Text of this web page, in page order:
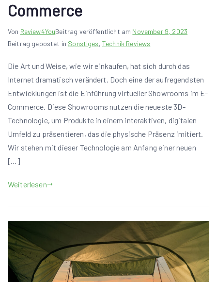
Commerce
Von Review4YouBeitrag veröffentlicht am November 9, 2023
Beitrag gepostet in Sonstiges, Technik Reviews
Die Art und Weise, wie wir einkaufen, hat sich durch das
Internet dramatisch verändert. Doch eine der aufregendsten
Entwicklungen ist die Einführung virtueller Showrooms im E-
Commerce. Diese Showrooms nutzen die neueste 3D-
Technologie, um Produkte in einem interaktiven, digitalen
Umfeld zu präsentieren, das die physische Präsenz imitiert.
Wir stehen mit dieser Technologie am Anfang einer neuen
[…]
Weiterlesen